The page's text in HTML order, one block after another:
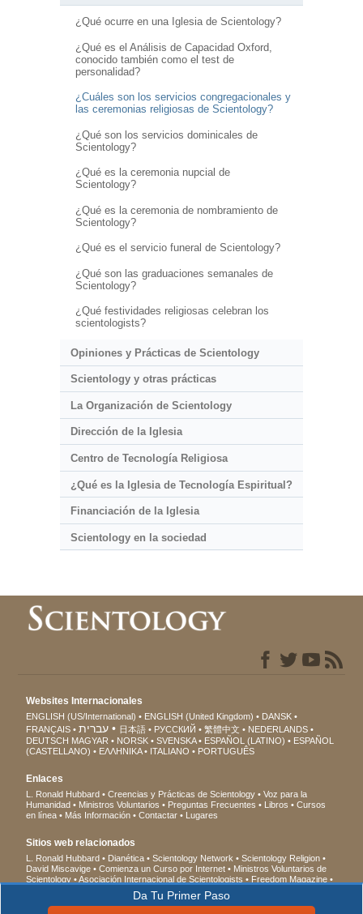
¿Qué ocurre en una Iglesia de Scientology?
¿Qué es el Análisis de Capacidad Oxford,
conocido también como el test de
personalidad?
¿Cuáles son los servicios congregacionales y
las ceremonias religiosas de Scientology?
¿Qué son los servicios dominicales de
Scientology?
¿Qué es la ceremonia nupcial de
Scientology?
¿Qué es la ceremonia de nombramiento de
Scientology?
¿Qué es el servicio funeral de Scientology?
¿Qué son las graduaciones semanales de
Scientology?
¿Qué festividades religiosas celebran los
scientologists?
Opiniones y Prácticas de Scientology
Scientology y otras prácticas
La Organización de Scientology
Dirección de la Iglesia
Centro de Tecnología Religiosa
¿Qué es la Iglesia de Tecnología Espiritual?
Financiación de la Iglesia
Scientology en la sociedad
Da Tu Primer Paso
Websites Internacionales
ENGLISH (US/International) ENGLISH (United Kingdom)
DANSK
FRANÇAIS
עברית 日本語 РУССКИЙ 繁體中文
NEDERLANDS
DEUTSCH MAGYAR NORSK SVENSKA ESPAÑOL (LATINO)
ESPAÑOL
(CASTELLANO)
ΕΛΛΗΝΙΚA ITALIANO PORTUGUÊS
Enlaces
L. Ronald Hubbard Creencias y Prácticas de Scientology
Voz para la
Humanidad
Ministros Voluntarios Preguntas Frecuentes Libros
Cursos
en línea
Más Información Contactar Lugares
Sitios web relacionados
L. Ronald Hubbard Dianética Scientology Network
Scientology Religion
David Miscavige
Comienza un Curso por Internet
Ministros Voluntarios de
Scientology
Asociación Internacional de Scientologists
Freedom Magazine
En Apoyo de Un Mundo Sin Drogas
Jóvenes por los Derechos Humanos
Ciudadanos por los Derechos Humanos